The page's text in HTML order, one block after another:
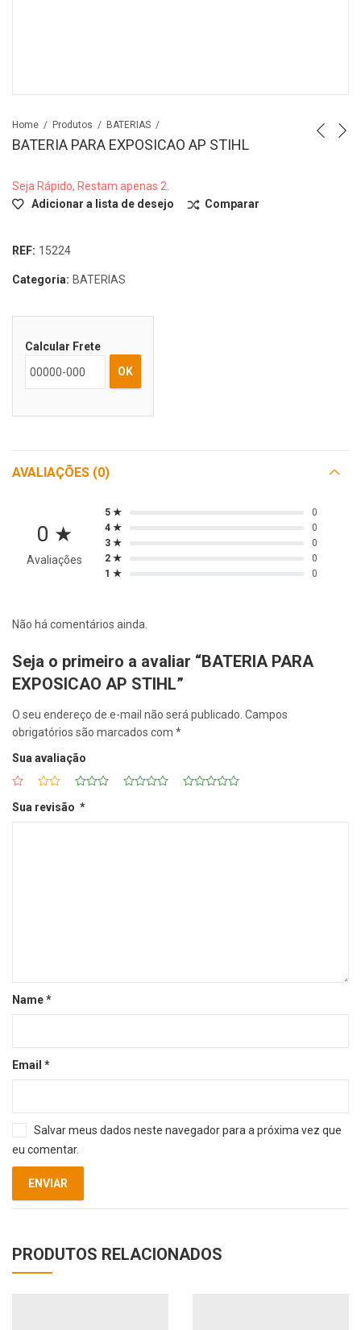
Home Produtos BATERIAS
BATERIA PARA EXPOSICAO AP STIHL
Seja Rápido, Restam apenas 2.
Adicionar a lista de desejo
Comparar
REF: 15224
Categoria: BATERIAS
Calcular Frete
OK
AVALIAÇÕES (0)
0 ★
Avaliações
5 ★
0
4 ★
0
3 ★
0
2 ★
0
1 ★
0
Não há comentários ainda.
Seja o primeiro a avaliar “BATERIA PARA
EXPOSICAO AP STIHL”
O seu endereço de e-mail não será publicado. Campos
obrigatórios são marcados com *
Sua avaliação
Sua revisão *
Name*
Email *
Salvar meus dados neste navegador para a próxima vez que
eu comentar.
PRODUTOS RELACIONADOS